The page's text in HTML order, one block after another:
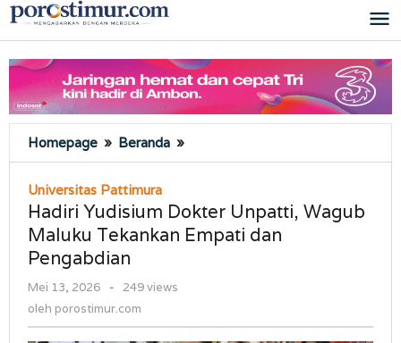
Lewati
ke
Homepage » Beranda »
Yudisium
Unpatti,
Wagub
Maluku
Universitas Pattimura
Hadiri Yudisium Dokter Unpatti, Wagub
Maluku Tekankan Empati dan
Pengabdian
Mei 13, 2026
oleh
-
249 views
oleh porostimur.com